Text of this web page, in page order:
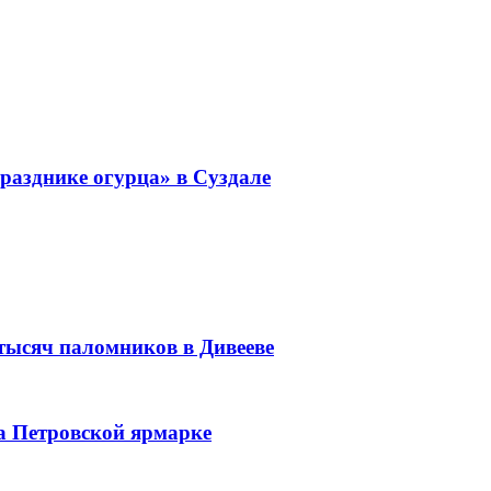
огурца» в Суздале
паломников в Дивееве
Петровской ярмарке